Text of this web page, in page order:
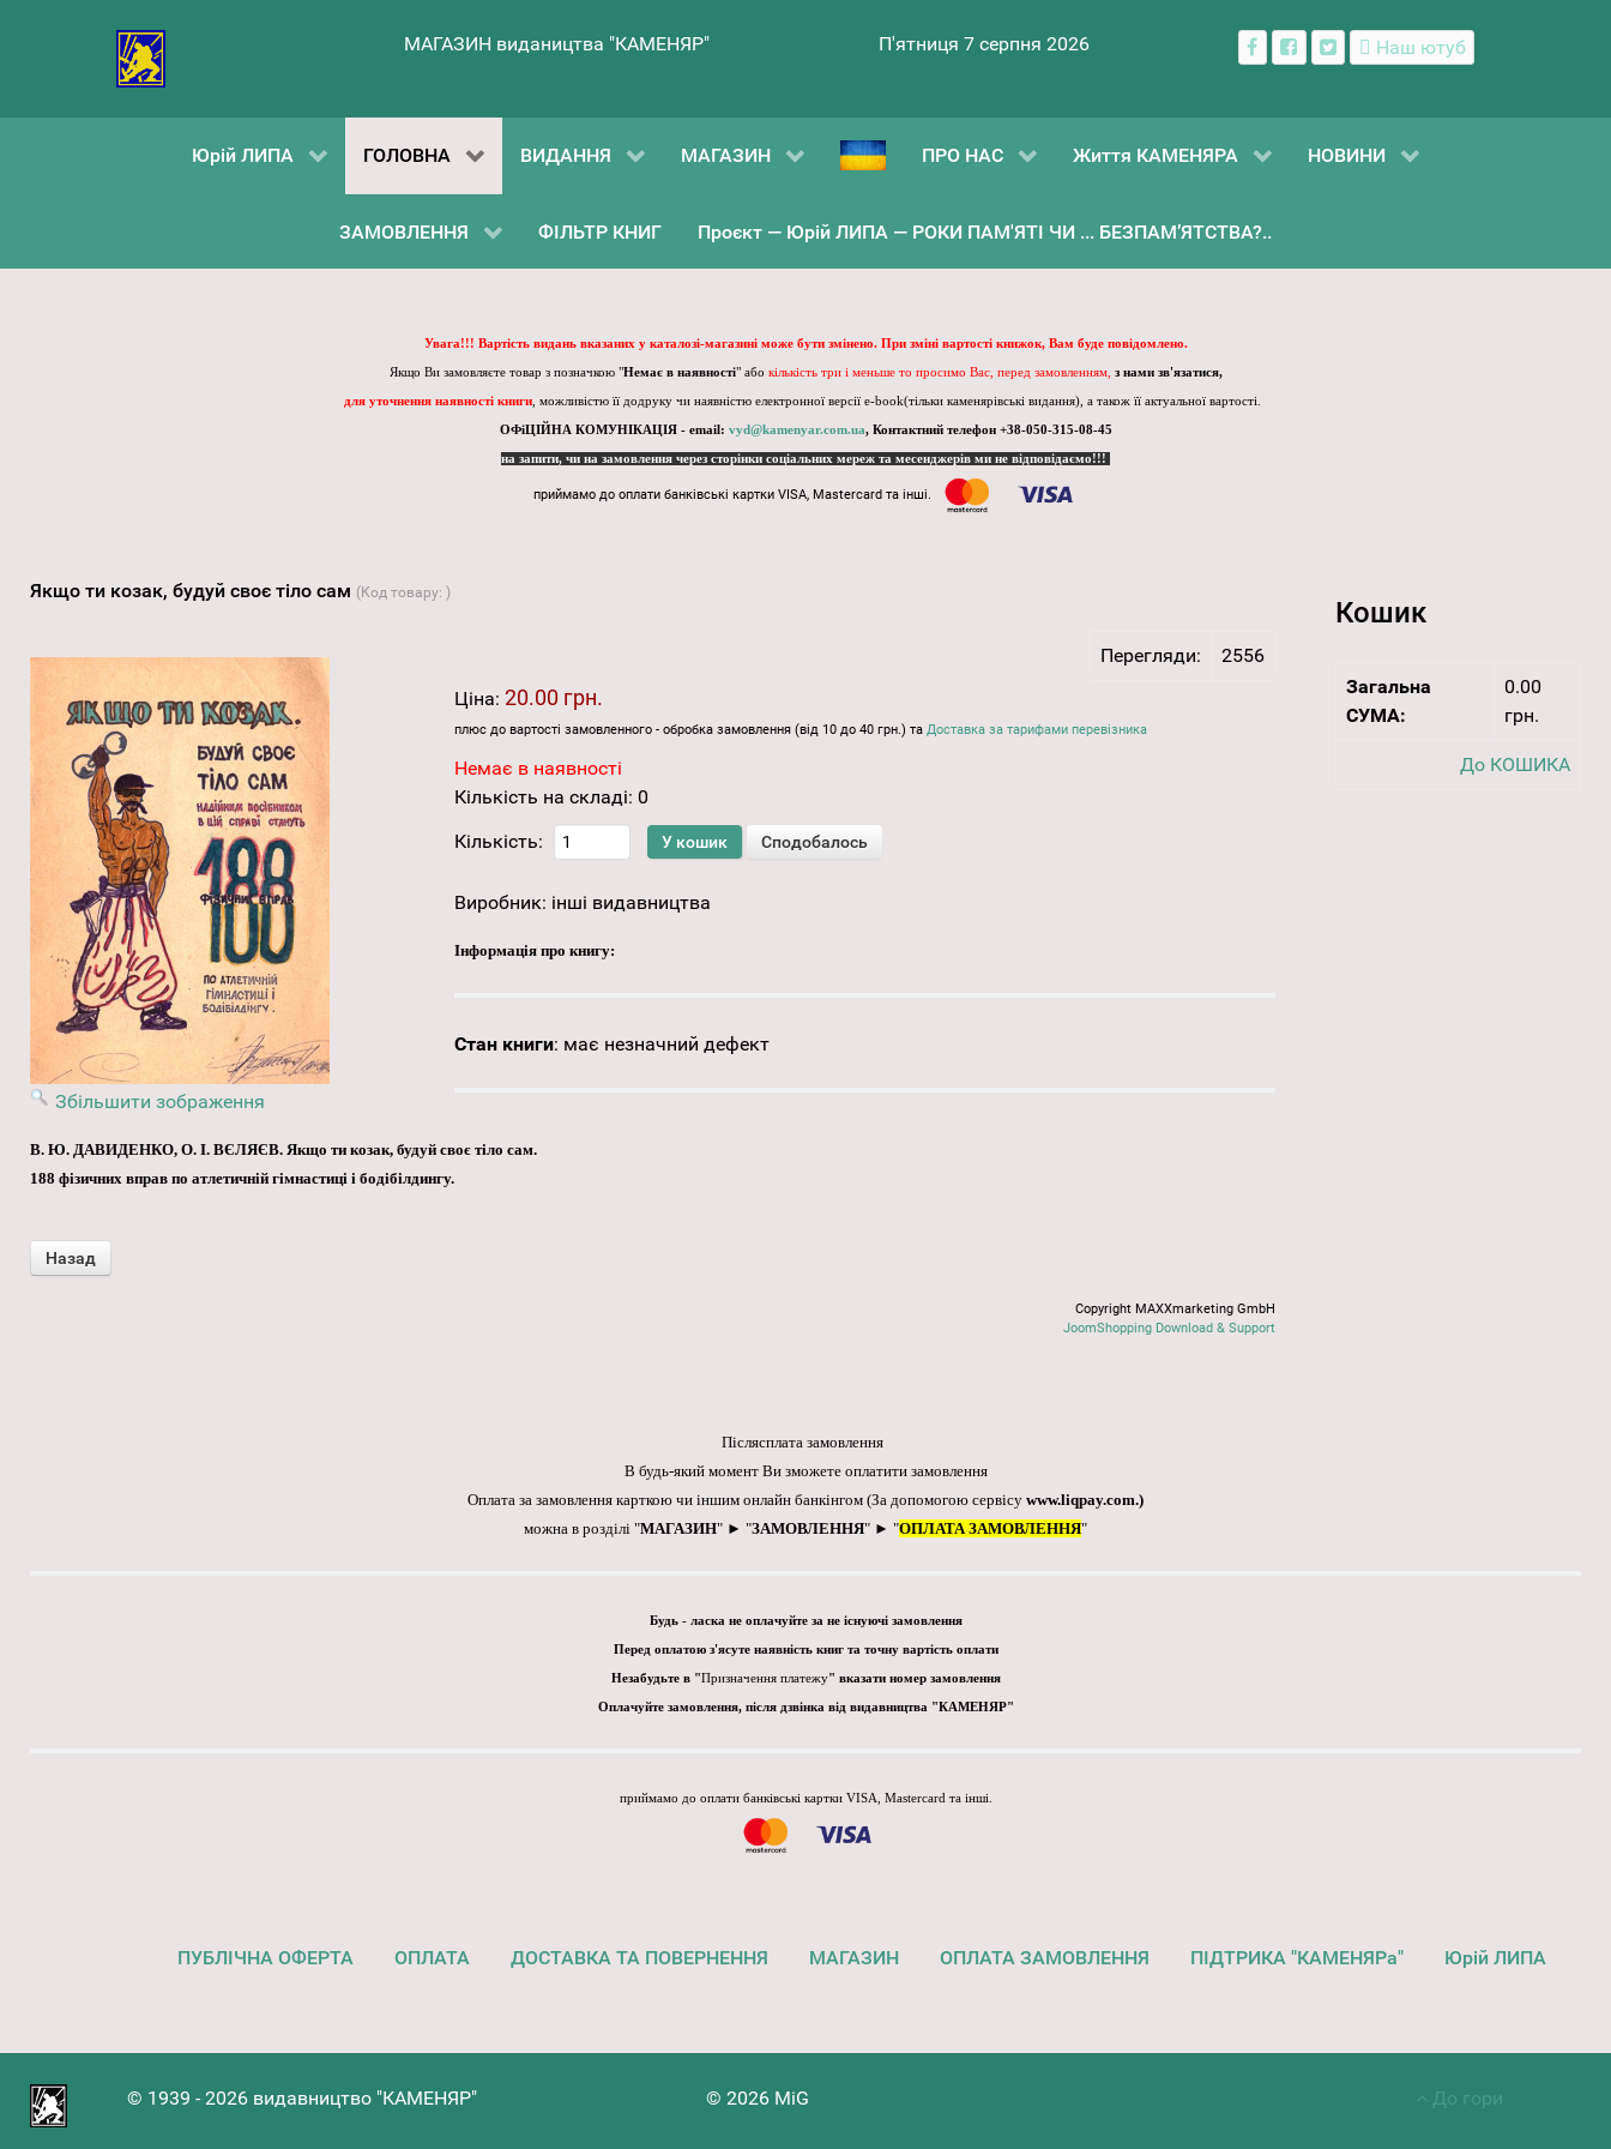
МАГАЗИН видаництва "КАМЕНЯР" П'ятниця 7 серпня 2026 Наш ютуб
Юрій ЛИПА ГОЛОВНА ВИДАННЯ МАГАЗИН ПРО НАС Життя КАМЕНЯРА НОВИНИ
ЗАМОВЛЕННЯ ФІЛЬТР КНИГ Проєкт — Юрій ЛИПА — РОКИ ПАМ'ЯТІ ЧИ ... БЕЗПАМ’ЯТСТВА?..
Увага!!! Вартість видань вказаних у каталозі-магазині може бути змінено. При зміні вартості книжок, Вам буде повідомлено.
Якщо Ви замовляєте товар з позначкою "Немає в наявності" або кількість три і меньше то просимо Вас, перед замовленням, з нами зв'язатися,
для уточнення наявності книги, можливістю її додруку чи наявністю електронної версії e-book(тільки каменярівські видання), а також її актуальної вартості.
ОФіЦІЙНА КОМУНІКАЦІЯ - email: vyd@kamenyar.com.ua, Контактний телефон +38-050-315-08-45
на запити, чи на замовлення через сторінки соціальних мереж та месенджерів ми не відповідаємо!!!
приймамо до оплати банківські картки VISA, Mastercard та інші.
Якщо ти козак, будуй своє тіло сам (Код товару: )
Перегляди: 2556
Збільшити зображення
Ціна: 20.00 грн.
плюс до вартості замовленного - обробка замовлення (від 10 до 40 грн.) та Доставка за тарифами перевізника
Немає в наявності
Кількість на складі: 0
Кількість:
Виробник: інші видавництва
Інформація про книгу:
Стан книги: має незначний дефект
В. Ю. ДАВИДЕНКО, О. І. ВЄЛЯЄВ. Якщо ти козак, будуй своє тіло сам.
188 фізичних вправ по атлетичній гімнастиці і бодібілдингу.
Copyright MAXXmarketing GmbH
JoomShopping Download & Support
Кошик
Загальна
СУМА:
0.00
грн.
До КОШИКА
Післясплата замовлення
В будь-який момент Ви зможете оплатити замовлення
Оплата за замовлення карткою чи іншим онлайн банкінгом (За допомогою сервісу www.liqpay.com.)
можна в розділі "МАГАЗИН" ► "ЗАМОВЛЕННЯ" ► "ОПЛАТА ЗАМОВЛЕННЯ"
Будь - ласка не оплачуйте за не існуючі замовлення
Перед оплатою з'ясуте наявність книг та точну вартість оплати
Незабудьте в "Призначення платежу" вказати номер замовлення
Оплачуйте замовлення, після дзвінка від видавництва "КАМЕНЯР"
приймамо до оплати банківські картки VISA, Mastercard та інші.
ПУБЛІЧНА ОФЕРТА ОПЛАТА ДОСТАВКА ТА ПОВЕРНЕННЯ МАГАЗИН ОПЛАТА ЗАМОВЛЕННЯ ПІДТРИКА "КАМЕНЯРа" Юрій ЛИПА
© 1939 - 2026 видавництво "КАМЕНЯР" © 2026 MiG До гори